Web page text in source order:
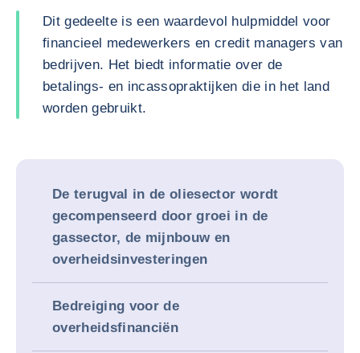
Dit gedeelte is een waardevol hulpmiddel voor
financieel medewerkers en credit managers van
bedrijven. Het biedt informatie over de
betalings- en incassopraktijken die in het land
worden gebruikt.
De terugval in de oliesector wordt
gecompenseerd door groei in de
gassector, de mijnbouw en
overheidsinvesteringen
Bedreiging voor de
overheidsfinanciën